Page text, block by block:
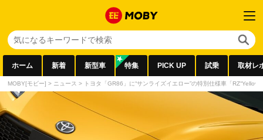
ホーム 新着 新型車 特集 PICK UP 試乗 取材レ
MOBY[モビー] > ニュース > トヨタ「GR86」に“サンライズイエロー”の特別仕様車「